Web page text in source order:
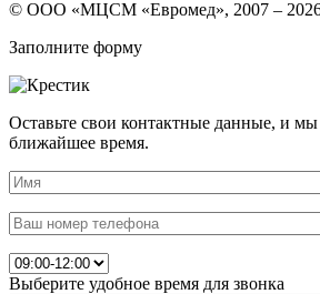
© ООО «МЦСМ «Евромед», 2007 –
Заполните форму
Оставьте свои контактные данные, и
ближайшее время.
Выберите удобное время для звонка